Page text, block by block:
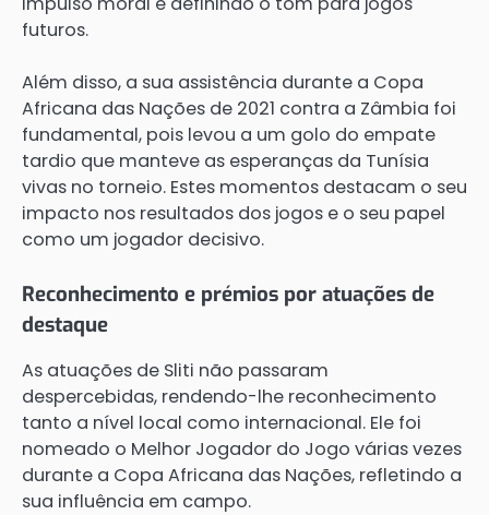
futuros.
Além disso, a sua assistência durante a Copa
Africana das Nações de 2021 contra a Zâmbia foi
fundamental, pois levou a um golo do empate
tardio que manteve as esperanças da Tunísia
vivas no torneio. Estes momentos destacam o seu
impacto nos resultados dos jogos e o seu papel
como um jogador decisivo.
Reconhecimento e prémios por atuações de
destaque
As atuações de Sliti não passaram
despercebidas, rendendo-lhe reconhecimento
tanto a nível local como internacional. Ele foi
nomeado o Melhor Jogador do Jogo várias vezes
durante a Copa Africana das Nações, refletindo a
sua influência em campo.